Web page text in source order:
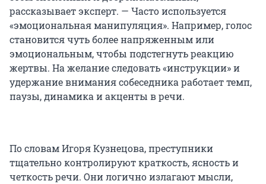
рассказывает эксперт. — Часто используется
«эмоциональная манипуляция». Например, голос
становится чуть более напряженным или
эмоциональным, чтобы подстегнуть реакцию
жертвы. На желание следовать «инструкции» и
удержание внимания собеседника работает темп,
паузы, динамика и акценты в речи.
По словам Игоря Кузнецова, преступники
тщательно контролируют краткость, ясность и
четкость речи. Они логично излагают мысли,